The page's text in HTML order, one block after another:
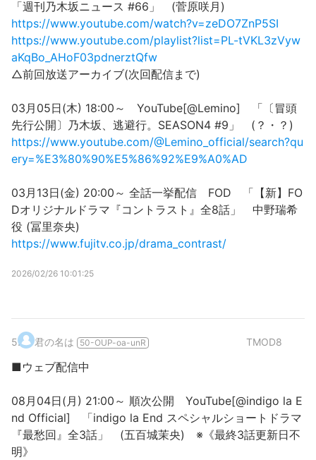
「週刊乃木坂ニュース #66」 (菅原咲月)
https://www.youtube.com/watch?v=zeDO7ZnP5SI
https://www.youtube.com/playlist?list=PL-tVKL3zVyw
aKqBo_AHoF03pdnerztQfw
△前回放送アーカイブ(次回配信まで)
03月05日(木) 18:00～ YouTube[@Lemino] 「〔冒頭
先行公開〕乃木坂、逃避行。SEASON4 #9」 (？・？)
https://www.youtube.com/@Lemino_official/search?qu
ery=%E3%80%90%E5%86%92%E9%A0%AD
03月13日(金) 20:00～ 全話一挙配信 FOD 「【新】FO
Dオリジナルドラマ『コントラスト』全8話」 中野瑞希
役 (冨里奈央)
https://www.fujitv.co.jp/drama_contrast/
2026/02/26 10:01:25
5. 君の名は 50-OUP-oa-unR TMOD8
■ウェブ配信中
08月04日(月) 21:00～ 順次公開 YouTube[@indigo la E
nd Official] 「indigo la End スペシャルショートドラマ
『最愁回』全3話」 (五百城茉央) ※《最終3話更新日不
明》